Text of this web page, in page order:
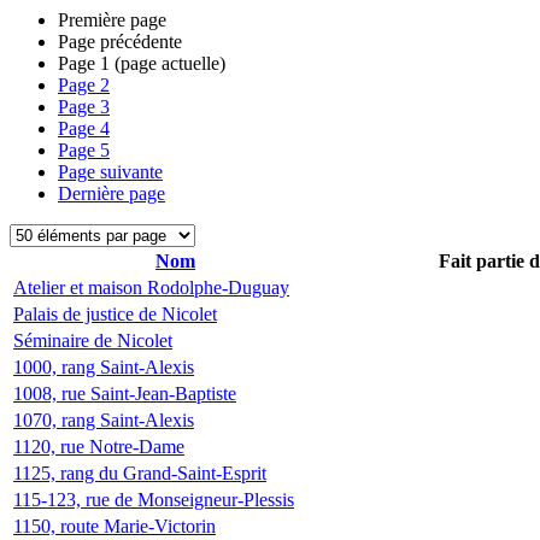
Première page
Page précédente
Page 1 (page actuelle)
Page 2
Page 3
Page 4
Page 5
Page suivante
Dernière page
Nom
Fait partie
Atelier et maison Rodolphe-Duguay
Palais de justice de Nicolet
Séminaire de Nicolet
1000, rang Saint-Alexis
1008, rue Saint-Jean-Baptiste
1070, rang Saint-Alexis
1120, rue Notre-Dame
1125, rang du Grand-Saint-Esprit
115-123, rue de Monseigneur-Plessis
1150, route Marie-Victorin